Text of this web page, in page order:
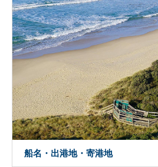
船名・出港地・寄港地